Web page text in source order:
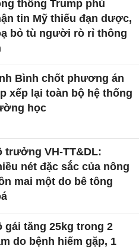
thống Trump phủ
tin Mỹ thiếu đạn dược,
bỏ tù người rò rỉ thông
Bình chốt phương án
xếp lại toàn bộ hệ thống
học
trưởng VH-TT&DL:
nét đặc sắc của nông
mai một do bê tông
gái tăng 25kg trong 2
do bệnh hiếm gặp, 1